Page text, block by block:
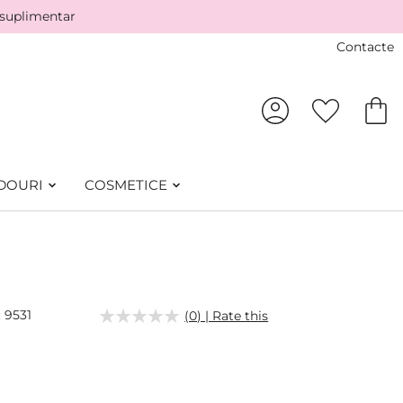
Contacte
COSMETICE
9531 (0) | Rate this